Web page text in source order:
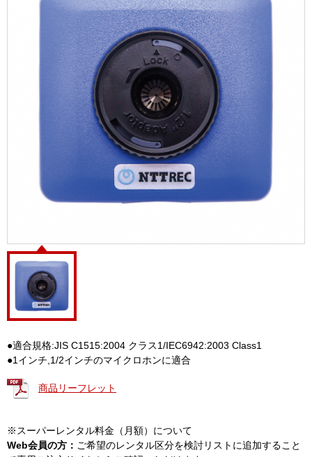
●適合規格:JIS C1515:2004 クラス1/IEC6942:2003 Class1
●1インチ,1/2インチのマイクロホンに適合
商品リーフレット
※スーパーレンタル料金（月額）について
Web会員の方： ご希望のレンタル区分を検討リストに追加すること